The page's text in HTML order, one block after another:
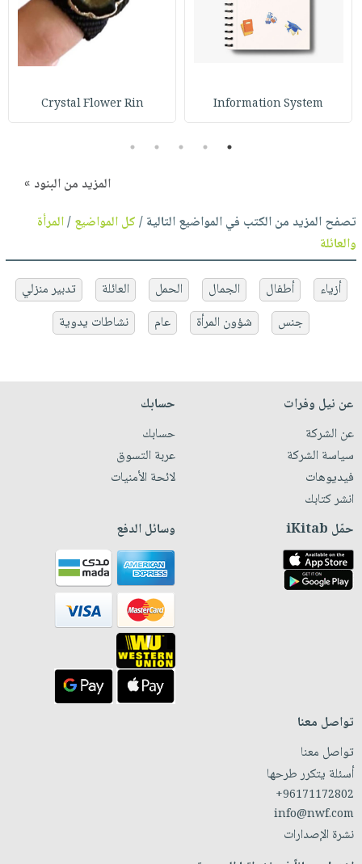
Information System
Crystal Flower Rin
1
2
3
4
5
المزيد من البنود »
تصفح المزيد من الكتب في المواضيع التالية /كل المواضيع/المرأة
والعائلة
أزياء أطفال الجمال الحمل العائلة
تدبير منزلي
جنس
شؤون المرأة عام نشاطات يدوية
عن نيل وفرات
عن الشركة
سياسة الشركة
فيديوهات
انشر كتابك
حسابك
حسابك
عربة التسوق
لائحة الأمنيات
حمّل iKitab وسائل الدفع
تواصل معنا
تواصل معنا
أسئلة يتكرر طرحها
+96171172802
info@nwf.com
نشرة الإصدارات